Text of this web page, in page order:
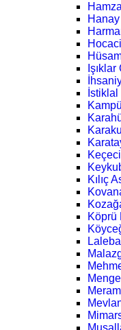
Kılıç
Köprü